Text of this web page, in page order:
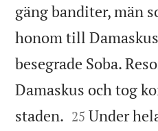
gäng banditer, män
honom till
besegrade Soba.
Damaskus och tog
staden. 

25 Under